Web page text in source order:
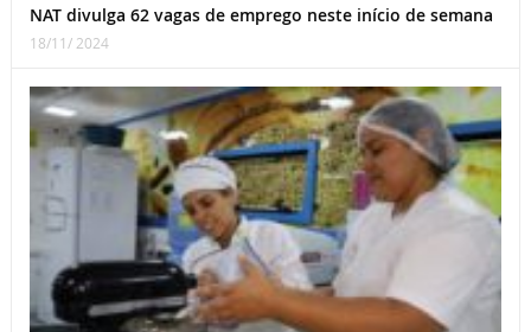
NAT divulga 62 vagas de emprego neste início de semana
18/11/ 2024